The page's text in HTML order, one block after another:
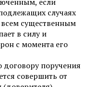
случаях
существенным
в силу и
с момента его
договору поручения
совершить от